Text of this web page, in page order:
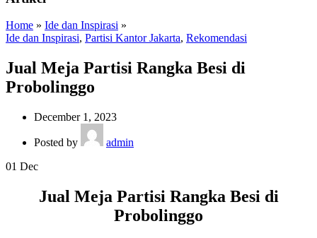
Home » Ide dan Inspirasi »
Ide dan Inspirasi, Partisi Kantor Jakarta, Rekomendasi
Jual Meja Partisi Rangka Besi di
Probolinggo
December 1, 2023
Posted by
admin
01 Dec
Jual Meja Partisi Rangka Besi di
Probolinggo